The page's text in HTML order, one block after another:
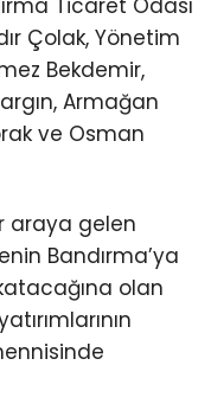
Ticaret Odası
Çolak, Yönetim
Bekdemir,
Armağan
ve Osman
araya gelen
Bandırma’ya
olan